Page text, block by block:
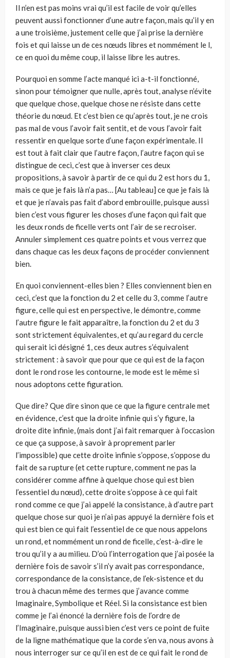
Il n’en est pas moins vrai qu’il est facile de voir qu’elles
peuvent aussi fonctionner d’une autre façon, mais qu’il y en
a une troisième, justement celle que j’ai prise la dernière
fois et qui laisse un de ces nœuds libres et nommément le l,
ce en quoi du même coup, il laisse libre les autres.
Pourquoi en somme l’acte manqué ici a-t-il fonctionné,
sinon pour témoigner que nulle, après tout, analyse n’évite
que quelque chose, quelque chose ne résiste dans cette
théorie du nœud. Et c’est bien ce qu’après tout, je ne crois
pas mal de vous l’avoir fait sentit, et de vous l’avoir fait
ressentir en quelque sorte d’une façon expérimentale. Il
est tout à fait clair que l’autre façon, l’autre façon qui se
distingue de ceci, c’est que à inverser ces deux
propositions, à savoir à partir de ce qui du 2 est hors du 1,
mais ce que je fais là n’a pas… [Au tableau] ce que je fais là
et que je n’avais pas fait d’abord embrouille, puisque aussi
bien c’est vous figurer les choses d’une façon qui fait que
les deux ronds de ficelle verts ont l’air de se recroiser.
Annuler simplement ces quatre points et vous verrez que
dans chaque cas les deux façons de procéder conviennent
bien.
En quoi conviennent-elles bien ? Elles conviennent bien en
ceci, c’est que la fonction du 2 et celle du 3, comme l’autre
figure, celle qui est en perspective, le démontre, comme
l’autre figure le fait apparaître, la fonction du 2 et du 3
sont strictement équivalentes, et qu’au regard du cercle
qui serait ici désigné 1, ces deux autres s’équivalent
strictement : à savoir que pour que ce qui est de la façon
dont le rond rose les contourne, le mode est le même si
nous adoptons cette figuration.
Que dire? Que dire sinon que ce que la figure centrale met
en évidence, c’est que la droite infinie qui s’y figure, la
droite dite infinie, (mais dont j’ai fait remarquer à l’occasion
ce que ça suppose, à savoir à proprement parler
l’impossible) que cette droite infinie s’oppose, s’oppose du
fait de sa rupture (et cette rupture, comment ne pas la
considérer comme affine à quelque chose qui est bien
l’essentiel du nœud), cette droite s’oppose à ce qui fait
rond comme ce que j’ai appelé la consistance, à d’autre part
quelque chose sur quoi je n’ai pas appuyé la dernière fois et
qui est bien ce qui fait l’essentiel de ce que nous appelons
un rond, et nommément un rond de ficelle, c’est-à-dire le
trou qu’il y a au milieu. D’où l’interrogation que j’ai posée la
dernière fois de savoir s’il n’y avait pas correspondance,
correspondance de la consistance, de l’ek-sistence et du
trou à chacun même des termes que j’avance comme
Imaginaire, Symbolique et Réel. Si la consistance est bien
comme je l’ai énoncé la dernière fois de l’ordre de
l’Imaginaire, puisque aussi bien c’est vers ce point de fuite
de la ligne mathématique que la corde s’en va, nous avons à
nous interroger sur ce qu’il en est de ce qui fait le rond de